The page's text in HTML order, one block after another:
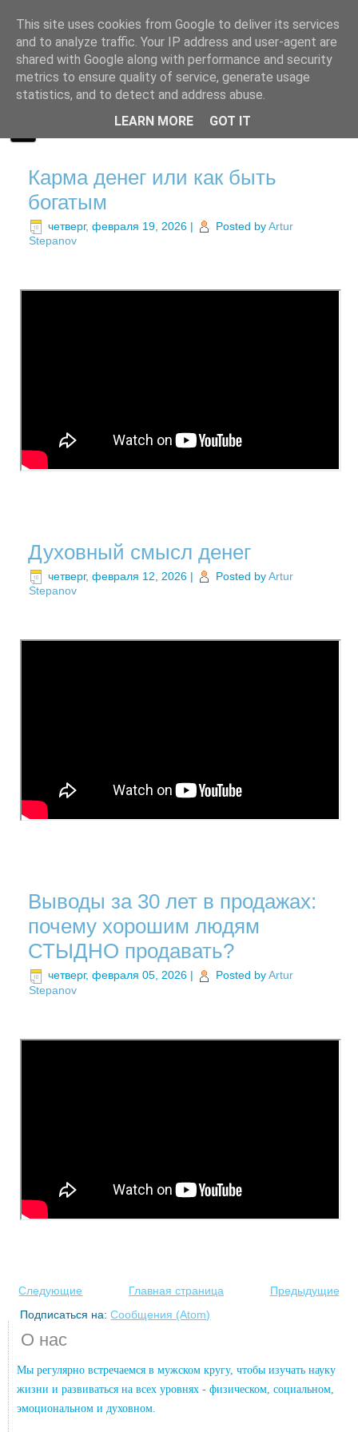
Карма денег или как быть
богатым
четверг, февраля 19, 2026 | Posted byArtur
Stepanov
Духовный смысл денег
четверг, февраля 12, 2026 | Posted byArtur
Stepanov
Выводы за 30 лет в продажах:
почему хорошим людям
СТЫДНО продавать?
четверг, февраля 05, 2026 | Posted byArtur
Stepanov
Следующие Предыдущие
Главная страница
Подписаться на:Сообщения (Atom)
О нас
Мы регулярно встречаемся в мужском кругу, чтобы изучать науку
жизни и развиваться на всех уровнях - физическом, социальном,
эмоциональном и духовном.
This site uses cookies from Google to deliver its services
and to analyze traffic. Your IP address and user-agent are
shared with Google along with performance and security
metrics to ensure quality of service, generate usage
statistics, and to detect and address abuse.
LEARN MORE
GOT IT